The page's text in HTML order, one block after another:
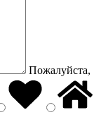
Пожалуйста,